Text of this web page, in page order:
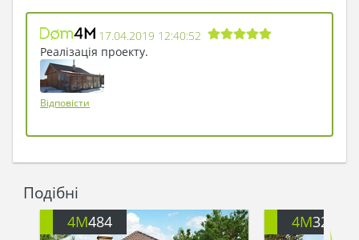
17.04.2019 12:40:52
Реалізація проекту.
Відповісти
Подібні
4M484 4M3230